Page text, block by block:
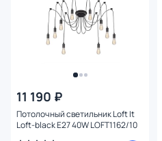
11 190 ₽
Потолочный светильник Loft It
Loft-black E27 40W LOFT1162/10